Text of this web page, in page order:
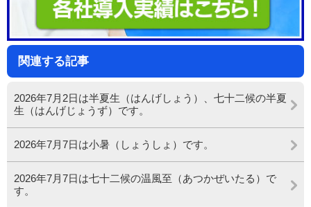
関連する記事
2026年7月2日は半夏生（はんげしょう）、七十二候の半夏
生（はんげじょうず）です。
2026年7月7日は小暑（しょうしょ）です。
2026年7月7日は七十二候の温風至（あつかぜいたる）で
す。